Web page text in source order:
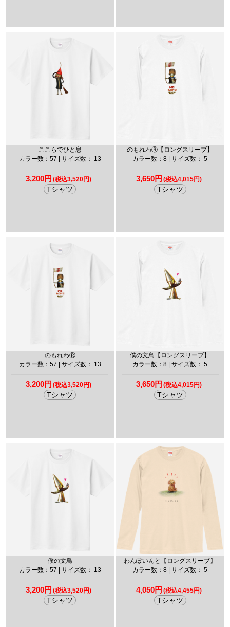
ここらでひと息
カラー数：57 | サイズ数： 13
3,200円 (税込3,520円)
Tシャツ
のもれわⓇ【ロングスリーブ】
カラー数：8 | サイズ数： 5
3,650円 (税込4,015円)
Tシャツ
のもれわⓇ
カラー数：57 | サイズ数： 13
3,200円 (税込3,520円)
Tシャツ
僕の文鳥【ロングスリーブ】
カラー数：8 | サイズ数： 5
3,650円 (税込4,015円)
Tシャツ
僕の文鳥
カラー数：57 | サイズ数： 13
3,200円 (税込3,520円)
Tシャツ
わんぽいんと【ロングスリーブ】
カラー数：8 | サイズ数： 5
4,050円 (税込4,455円)
Tシャツ